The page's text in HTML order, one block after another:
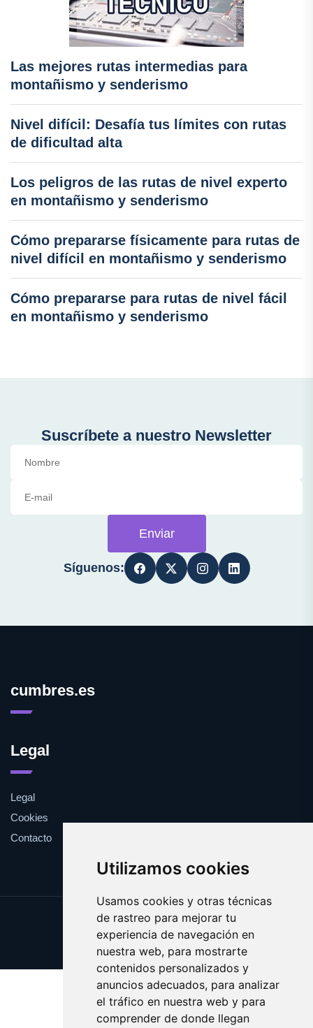
Utilizamos cookies
Usamos cookies y otras técnicas
de rastreo para mejorar tu
experiencia de navegación en
nuestra web, para mostrarte
contenidos personalizados y
anuncios adecuados, para analizar
el tráfico en nuestra web y para
comprender de donde llegan
Las mejores rutas intermedias para
montañismo y senderismo
Nivel difícil: Desafía tus límites con rutas
de dificultad alta
Los peligros de las rutas de nivel experto
en montañismo y senderismo
Cómo prepararse físicamente para rutas de
nivel difícil en montañismo y senderismo
Cómo prepararse para rutas de nivel fácil
en montañismo y senderismo
Suscríbete a nuestro Newsletter
Enviar
Síguenos:
cumbres.es
Legal
Legal
Cookies
Contacto
Update cookies preferences
Copyright © 2025 cumbres.es